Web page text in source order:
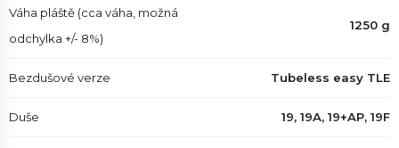
Váha pláště (cca váha, možná
odchylka +/- 8%)
1250 g
Bezdušové verze Tubeless easy TLE
Duše 19, 19A, 19+AP, 19F